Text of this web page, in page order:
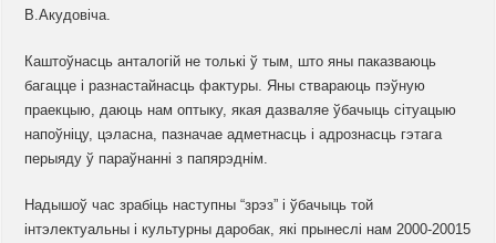
В.Акудовіча.
Каштоўнасць анталогій не толькі ў тым, што яны паказваюць
багацце і разнастайнасць фактуры. Яны ствараюць пэўную
праекцыю, даюць нам оптыку, якая дазваляе ўбачыць сітуацыю
напоўніцу, цэласна, пазначае адметнасць і адрознасць гэтага
перыяду ў параўнанні з папярэднім.
Надышоў час зрабіць наступны “зрэз” і ўбачыць той
інтэлектуальны і культурны даробак, які прынеслі нам 2000-20015